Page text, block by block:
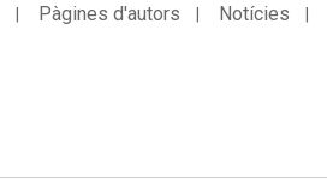
Pàgines d'autors Notícies